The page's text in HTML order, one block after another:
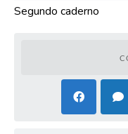
Segundo caderno